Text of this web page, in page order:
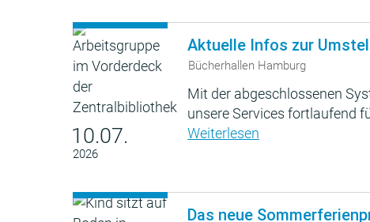
10.07.
2026
Aktuelle Infos zur
Bücherhallen Hamburg
Mit der abgeschlossenen
unsere Services fortlaufend
Weiterlesen
Das neue